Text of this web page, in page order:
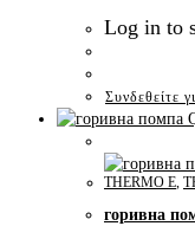
Log in to
Συνδεθείτε
THERMO E,
горивна